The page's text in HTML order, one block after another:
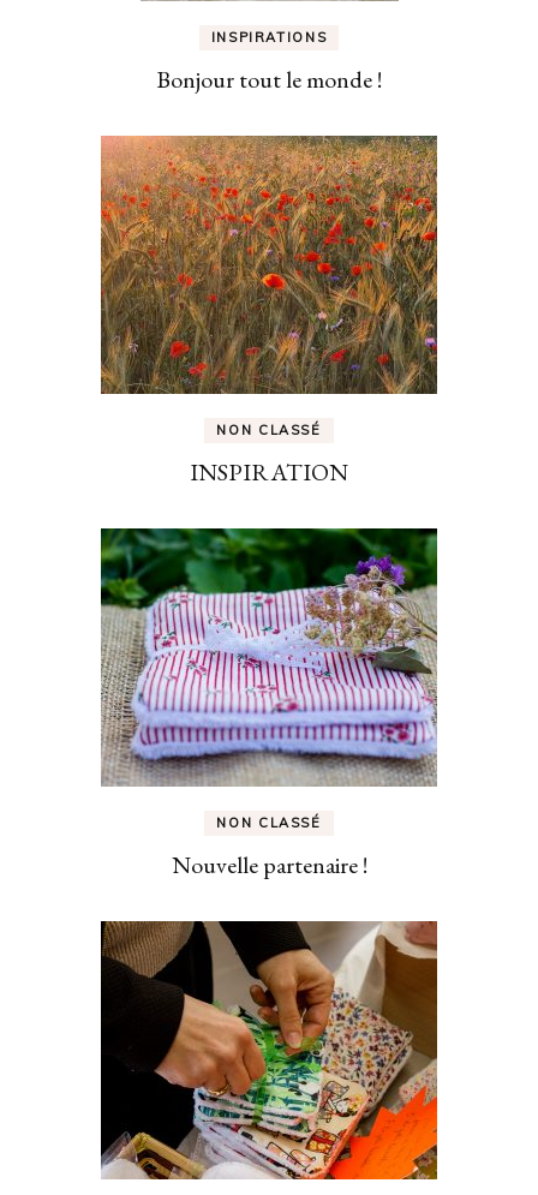
INSPIRATIONS
Bonjour tout le monde !
NON CLASSÉ
INSPIRATION
NON CLASSÉ
Nouvelle partenaire !